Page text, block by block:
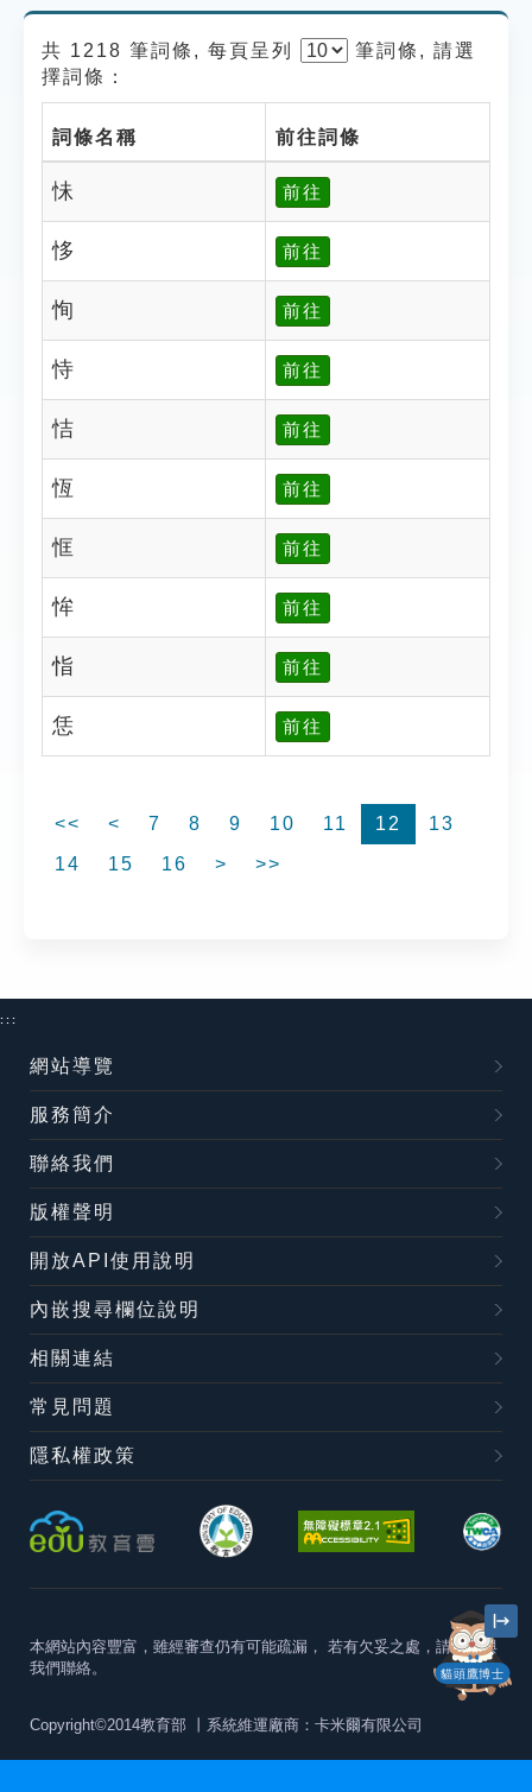
貓頭鷹博士
共 1218 筆詞條, 每頁呈列 筆詞條, 請選
擇詞條：
詞條名稱 前往詞條
怽 前往
恀 前往
恂 前往
恃 前往
恄 前往
恆 前往
恇 前往
恈 前往
恉 前往
恁 前往
<< < 7 8 9 10 11 12
13
14
15 16 > >>
貓頭鷹博士
:::
網站導覽
服務簡介
聯絡我們
版權聲明
開放API使用說明
內嵌搜尋欄位說明
相關連結
常見問題
隱私權政策
本網站內容豐富，雖經審查仍有可能疏漏， 若有欠妥之處，請隨時與
我們聯絡。
Copyright©2014教育部 丨系統維運廠商：卡米爾有限公司